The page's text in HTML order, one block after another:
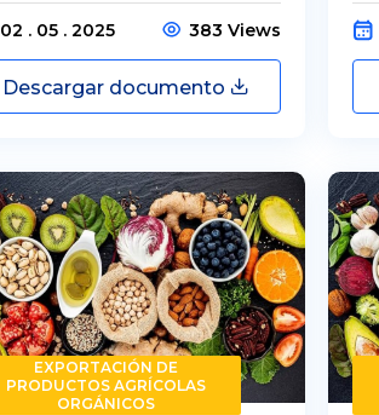
02 . 05 . 2025 383 Views
Descargar documento
EXPORTACIÓN DE
PRODUCTOS AGRÍCOLAS
ORGÁNICOS